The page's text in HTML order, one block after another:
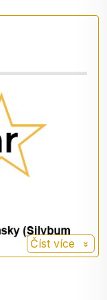
Číst více